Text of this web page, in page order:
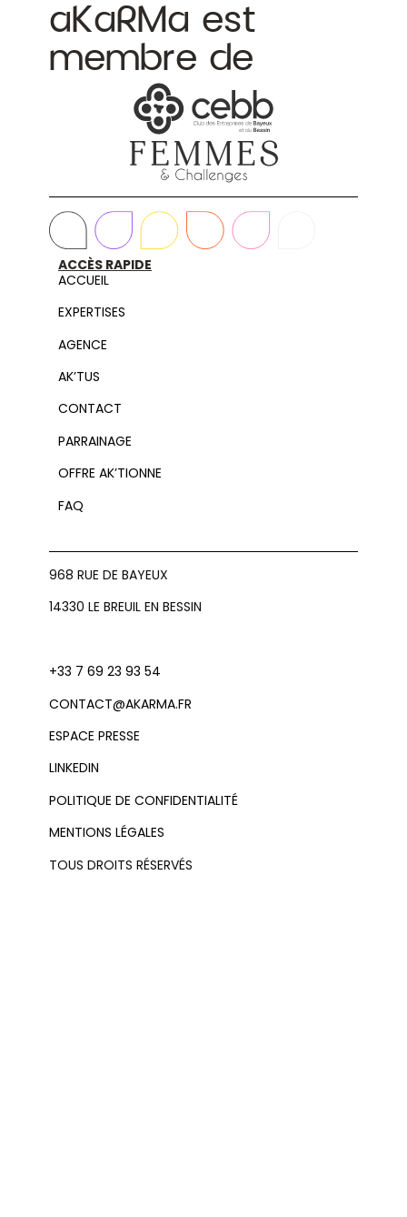
aKaRMa est
membre de
ACCÈS RAPIDE
ACCUEIL
EXPERTISES
AGENCE
AK’TUS
CONTACT
PARRAINAGE
OFFRE AK’TIONNE
FAQ
968 RUE DE BAYEUX
14330 LE BREUIL EN BESSIN
+33 7 69 23 93 54
CONTACT@AKARMA.FR
ESPACE PRESSE
LINKEDIN
POLITIQUE DE CONFIDENTIALITÉ
MENTIONS LÉGALES
TOUS DROITS RÉSERVÉS